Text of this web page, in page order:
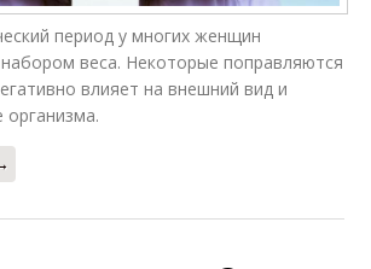
период у многих женщин
веса. Некоторые поправляются
влияет на внешний вид и